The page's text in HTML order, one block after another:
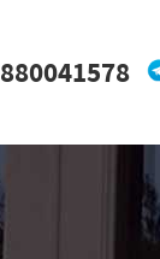
880041578